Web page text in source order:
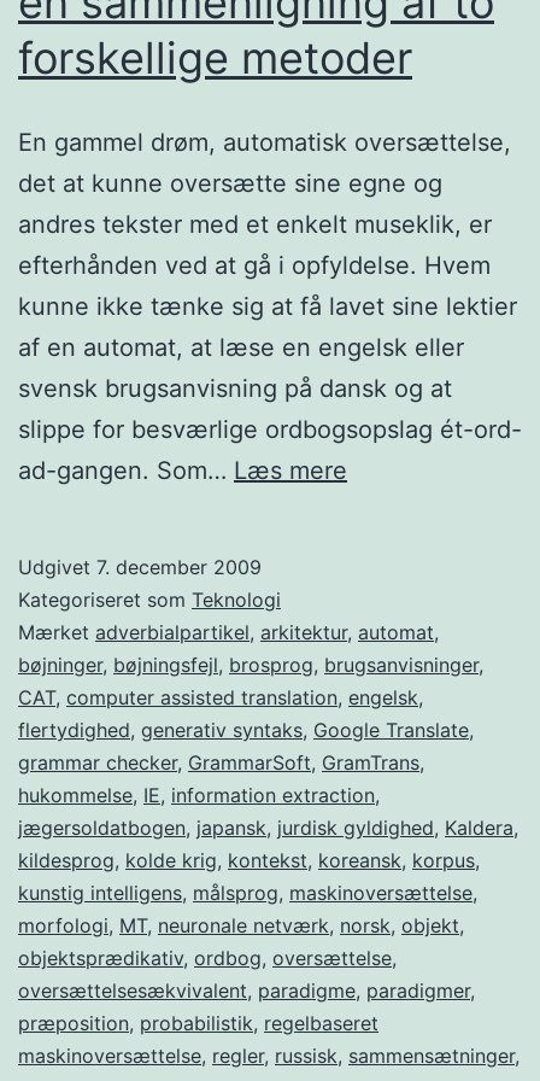
forskellige metoder
En gammel drøm, automatisk oversættelse,
det at kunne oversætte sine egne og
andres tekster med et enkelt museklik, er
efterhånden ved at gå i opfyldelse. Hvem
kunne ikke tænke sig at få lavet sine lektier
af en automat, at læse en engelsk eller
svensk brugsanvisning på dansk og at
slippe for besværlige ordbogsopslag ét-ord-
ad-gangen. Som… Læs mere
af
to
forskellige
metoder
Udgivet 7. december 2009
Kategoriseret som Teknologi
Mærket adverbialpartikel, arkitektur, automat,
bøjninger, bøjningsfejl, brosprog, brugsanvisninger,
CAT, computer assisted translation, engelsk,
flertydighed, generativ syntaks, Google Translate,
grammar checker, GrammarSoft, GramTrans,
hukommelse, IE, information extraction,
jægersoldatbogen, japansk, jurdisk gyldighed, Kaldera,
kildesprog, kolde krig, kontekst, koreansk, korpus,
kunstig intelligens, målsprog, maskinoversættelse,
morfologi, MT, neuronale netværk, norsk, objekt,
objektsprædikativ, ordbog, oversættelse,
oversættelsesækvivalent, paradigme, paradigmer,
præposition, probabilistik, regelbaseret
maskinoversættelse, regler, russisk, sammensætninger,